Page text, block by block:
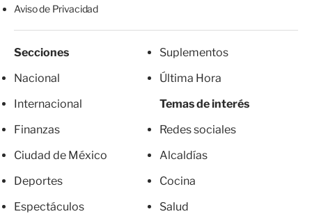
Aviso de Privacidad
Secciones
Nacional
Internacional
Finanzas
Ciudad de México
Deportes
Espectáculos
Suplementos
Última Hora
Temas de interés
Redes sociales
Alcaldías
Cocina
Salud